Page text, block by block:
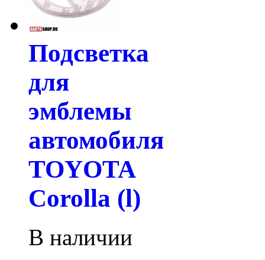
Подсветка
для
эмблемы
автомобиля
TOYOTA
Corolla (l)
В наличии